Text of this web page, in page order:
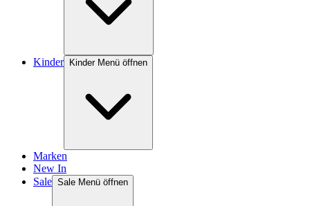
Kinder Kinder Menü öffnen
Marken
New In
Sale Sale Menü öffnen